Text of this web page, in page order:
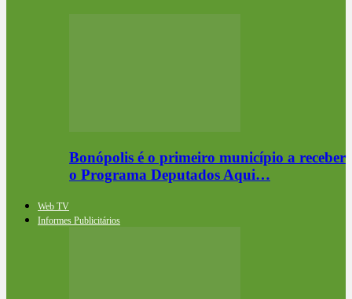
Bonópolis é o primeiro município a receber
o Programa Deputados Aqui…
Web TV
Informes Publicitários